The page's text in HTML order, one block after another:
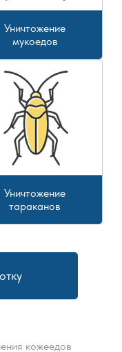
Уничтожение
мукоедов
Уничтожение
тараканов
кожеедов